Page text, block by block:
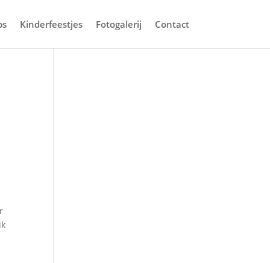
Kinderfeestjes Fotogalerij Contact